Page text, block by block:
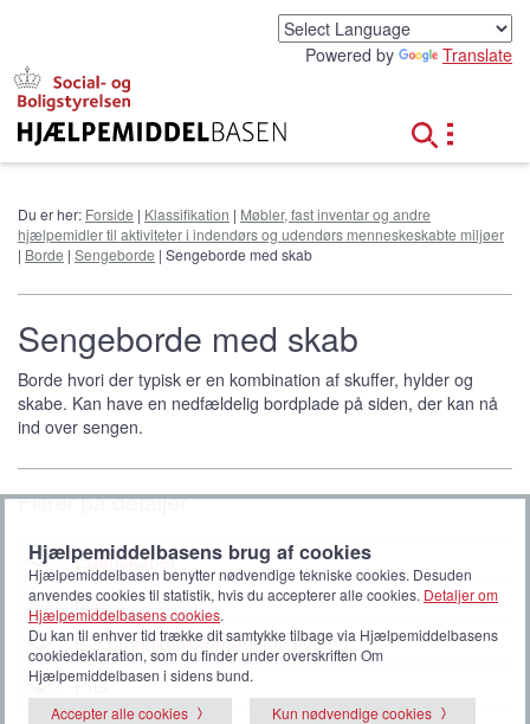
Powered by Translate
Du er her: Forside | Klassifikation | Møbler, fast inventar og andre
hjælpemidler til aktiviteter i indendørs og udendørs menneskeskabte miljøer
| Borde | Sengeborde | Sengeborde med skab
Sengeborde med skab
Borde hvori der typisk er en kombination af skuffer, hylder og
skabe. Kan have en nedfældelig bordplade på siden, der kan nå
ind over sengen.
Filtrér på detaljer
Egenskaber
Mål
EU produktsikkerhedslovgivning
Pris
Hjælpemiddelbasens brug af cookies
Hjælpemiddelbasen benytter nødvendige tekniske cookies. Desuden
anvendes cookies til statistik, hvis du accepterer alle cookies. Detaljer om
Hjælpemiddelbasens cookies.
Du kan til enhver tid trække dit samtykke tilbage via Hjælpemiddelbasens
cookiedeklaration, som du finder under overskriften Om
Hjælpemiddelbasen i sidens bund.
Accepter alle cookies
Kun nødvendige cookies